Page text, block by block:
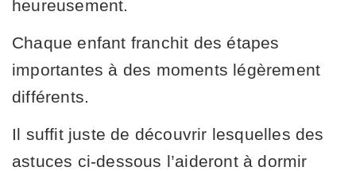
heureusement.
Chaque enfant franchit des étapes
importantes à des moments légèrement
différents.
Il suffit juste de découvrir lesquelles des
astuces ci-dessous l’aideront à dormir